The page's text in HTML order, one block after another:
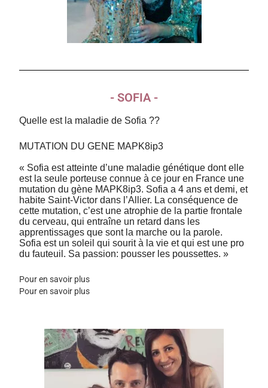
- SOFIA -
Quelle est la maladie de Sofia ??
MUTATION DU GENE MAPK8ip3
« Sofia est atteinte d’une maladie génétique dont elle
est la seule porteuse connue à ce jour en France une
mutation du gène MAPK8ip3. Sofia a 4 ans et demi, et
habite Saint-Victor dans l’Allier. La conséquence de
cette mutation, c’est une atrophie de la partie frontale
du cerveau, qui entraîne un retard dans les
apprentissages que sont la marche ou la parole.
Sofia est un soleil qui sourit à la vie et qui est une pro
du fauteuil. Sa passion: pousser les poussettes. »
Pour en savoir plus
Pour en savoir plus